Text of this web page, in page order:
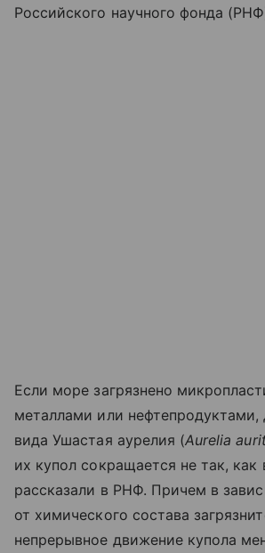
Российского научного фонда
Если море загрязнено
металлами или
вида Ушастая аурелия (Aurelia
их купол сокращается не так, как
рассказали в РНФ. Причем в
от химического состава
непрерывное движение купола